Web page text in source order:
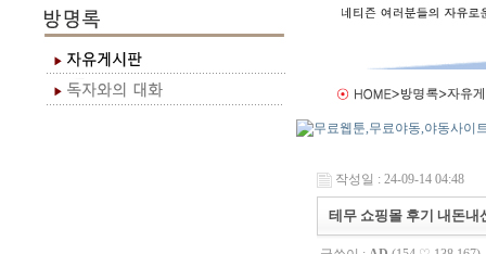
작성일 : 24-09-14 04:48
테무 쇼핑몰 후기 내돈내